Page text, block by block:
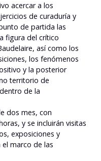
acercar a los
de curaduría y
de partida las
figura del crítico
así como los
los fenómenos
y la posterior
territorio de
de la
dos mes, con
y se incluirán visitas
exposiciones y
marco de las